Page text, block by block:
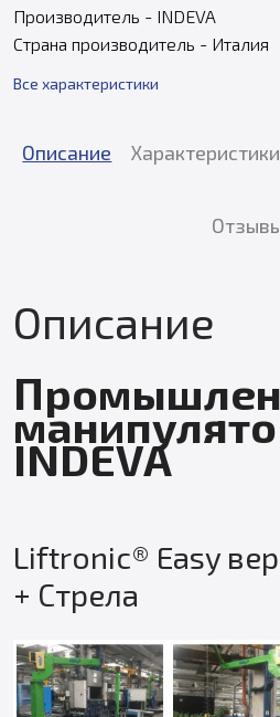
Производитель - INDEVA
Страна производитель - Италия
Все характеристики
Описание Характеристики
Описание
INDEVA
Liftronic® Easy
+ Стрела